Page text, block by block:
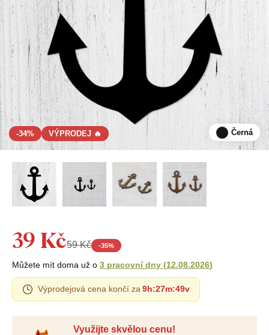
-34% VÝPRODEJ 🔥 Černá
Využijte skvělou cenu!
39 Kč59 Kč -35%
Můžete mít doma už o 3 pracovní dny (12.08.2026)
Výprodejová cena končí za 9h:27m:48v